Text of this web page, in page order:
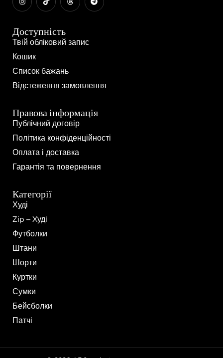
Доступність
Твій обліковий запис
Кошик
Список бажань
Відстеження замовлення
Правова інформація
Публічний договір
Політика конфіденційності
Оплата і доставка
Гарантія та повернення
Категорії
Худі
Zip – Xуді
Футболки
Штани
Шорти
Куртки
Сумки
Бейсболки
Патчі